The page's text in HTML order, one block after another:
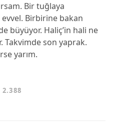
Bir tuğlaya
Birbirine bakan
büyüyor. Haliç’in hali ne
Takvimde son yaprak.
yarım.
2.388